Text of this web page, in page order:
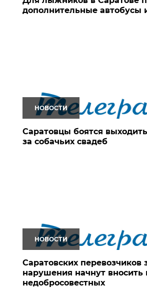
дополнительные автобусы
НОВОСТИ
Саратовцы боятся
за собачьих свадеб
НОВОСТИ
Саратовских перевозчиков
нарушения начнут вносить
недобросовестных